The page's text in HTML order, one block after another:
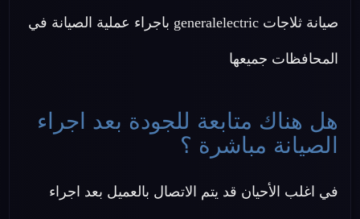
صيانة ثلاجات generalelectric باجراء عملية الصيانة في
المحافظات جميعها
هل هناك متابعة للجودة بعد اجراء
الصيانة مباشرة ؟
في اغلب الأحيان قد يتم الاتصال بالعميل بعد اجراء